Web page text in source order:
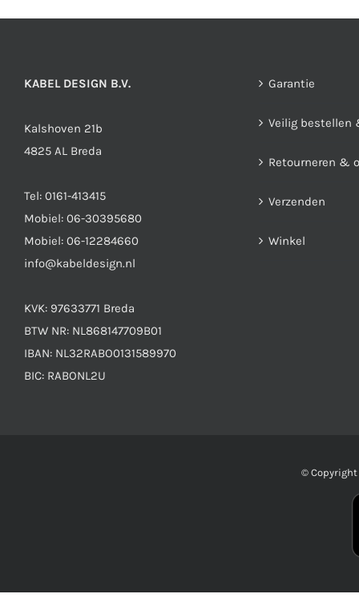
KABEL DESIGN B.V.
Kalshoven 21b
4825 AL Breda
Tel: 0161-413415
Mobiel: 06-30395680
Mobiel: 06-12284660
info@kabeldesign.nl
KVK: 97633771 Breda
BTW NR: NL868147709B01
IBAN: NL32RABO0131589970
BIC: RABONL2U
Garantie
Veilig bestellen
Retourneren &
Verzenden
Winkel
© Copyright